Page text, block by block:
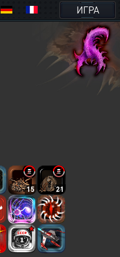
ИГРА
15 21